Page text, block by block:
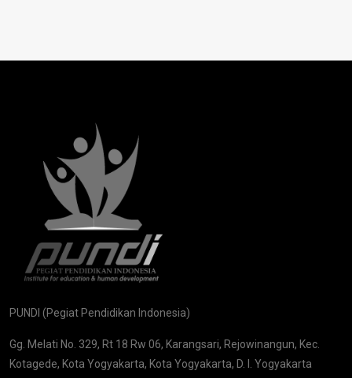
PUNDI (Pegiat Pendidikan Indonesia)
Gg. Melati No. 329, Rt 18 Rw 06, Karangsari, Rejowinangun, Kec.
Kotagede, Kota Yogyakarta, Kota Yogyakarta, D. I. Yogyakarta